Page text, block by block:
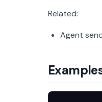
Related:
Agent